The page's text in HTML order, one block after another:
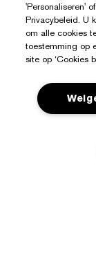
'Personaliseren'
Privacybeleid. U
om alle cookies
toestemming op
site op ‘Cookies